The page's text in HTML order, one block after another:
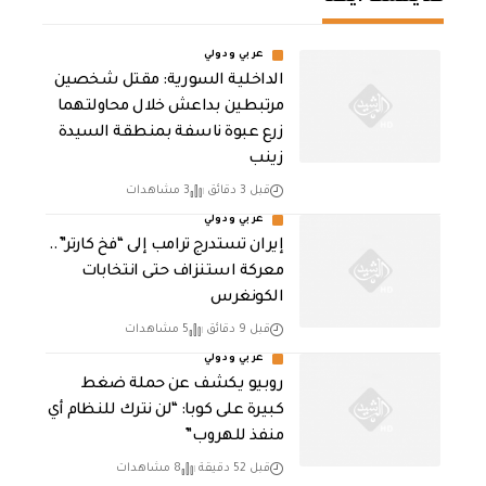
عربي ودولي
الداخلية السورية: مقتل شخصين
مرتبطين بداعش خلال محاولتهما
زرع عبوة ناسفة بمنطقة السيدة
زينب
قبل 3 دقائق 3 مشاهدات
عربي ودولي
إيران تستدرج ترامب إلى “فخ كارتر”..
معركة استنزاف حتى انتخابات
الكونغرس
قبل 9 دقائق 5 مشاهدات
عربي ودولي
روبيو يكشف عن حملة ضغط
كبيرة على كوبا: “لن نترك للنظام أي
منفذ للهروب”
قبل 52 دقيقة 8 مشاهدات